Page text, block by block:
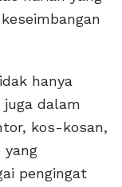
hanya
dalam
kos-kosan,
yang
pengingat